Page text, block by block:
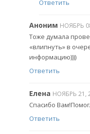
Ответить
Аноним НОЯБРЬ
Тоже думала
«влипнуть» в
информацию))))
Ответить
Елена НОЯБРЬ 21,
Спасибо
Ответить